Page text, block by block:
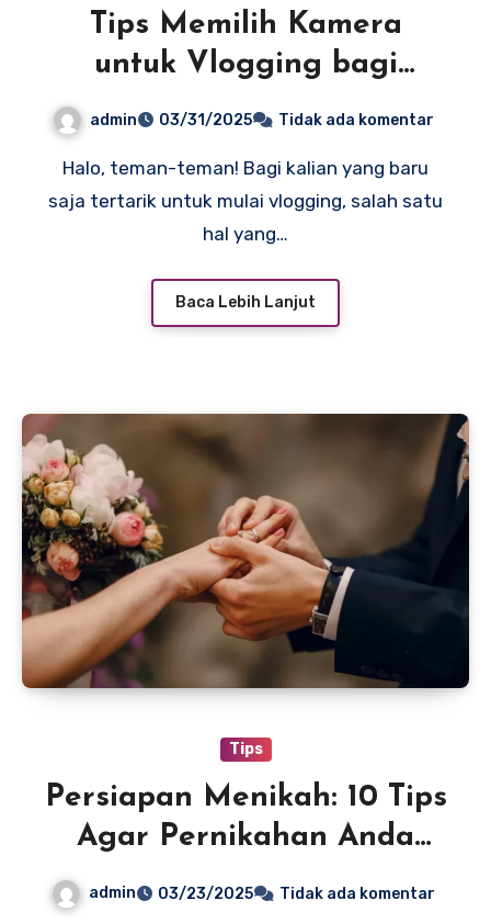
Tips Memilih Kamera
untuk Vlogging bagi
admin 03/31/2025 Tidak ada komentar
Halo, teman-teman! Bagi kalian yang baru
saja tertarik untuk mulai vlogging, salah satu
hal yang…
Baca Lebih Lanjut
Tips
Persiapan Menikah: 10 Tips
Agar Pernikahan Anda
admin 03/23/2025 Tidak ada komentar